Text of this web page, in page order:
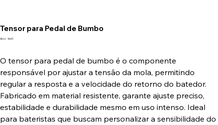
Tensor para Pedal de Bumbo
SKU: SKU
5631
O tensor para pedal de bumbo é o componente
responsável por ajustar a tensão da mola, permitindo
regular a resposta e a velocidade do retorno do batedor.
Fabricado em material resistente, garante ajuste preciso,
estabilidade e durabilidade mesmo em uso intenso. Ideal
para bateristas que buscam personalizar a sensibilidade do